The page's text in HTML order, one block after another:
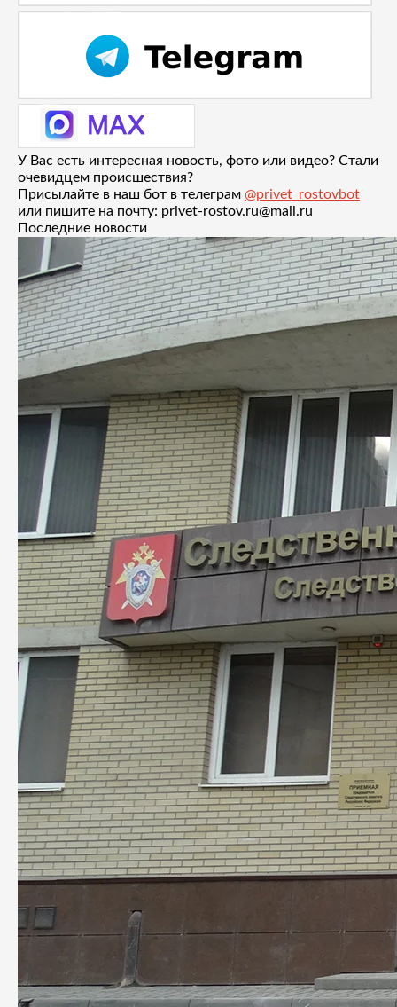
У Вас есть интересная новость, фото или видео? Стали
очевидцем происшествия?
Присылайте в наш бот в телеграм @privet_rostovbot
или пишите на почту: privet-rostov.ru@mail.ru
Последние новости